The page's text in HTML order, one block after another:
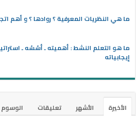
ما هي النظريات المعرفية ؟ روادها ؟ و أهم
ما هو التعلم النشط : أهميته ـ أسُسُه ـ
إيجابياته
الأخيرة الأشهر تعليقات
الوسوم